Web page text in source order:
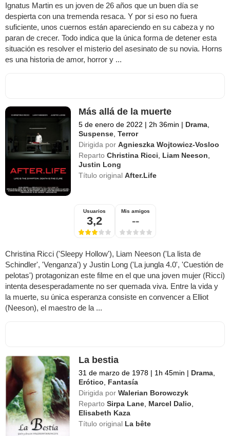
Ignatus Martin es un joven de 26 años que un buen día se
despierta con una tremenda resaca. Y por si eso no fuera
suficiente, unos cuernos están apareciendo en su cabeza y no
paran de crecer. Todo indica que la única forma de detener esta
situación es resolver el misterio del asesinato de su novia. Horns
es una historia de amor, horror y ...
Más allá de la muerte
5 de enero de 2022 | 2h 36min | Drama,
Suspense,Terror
Dirigida por Agnieszka Wojtowicz-Vosloo
Reparto Christina Ricci, Liam Neeson,
Justin Long
Título originalAfter.Life
Usuarios
3,2
Mis amigos
--
Christina Ricci ('Sleepy Hollow'), Liam Neeson ('La lista de
Schindler', 'Venganza') y Justin Long ('La jungla 4.0', 'Cuestión de
pelotas') protagonizan este filme en el que una joven mujer (Ricci)
intenta desesperadamente no ser quemada viva. Entre la vida y
la muerte, su única esperanza consiste en convencer a Elliot
(Neeson), el maestro de la ...
La bestia
31 de marzo de 1978 | 1h 45min | Drama,
Erótico, Fantasía
Dirigida por Walerian Borowczyk
Reparto Sirpa Lane, Marcel Dalio,
Elisabeth Kaza
Título original La bête